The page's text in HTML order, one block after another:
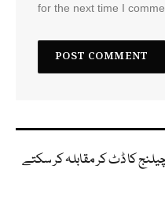
for the next time I
کا ڈٹ کر مقابلہ کر سکتے